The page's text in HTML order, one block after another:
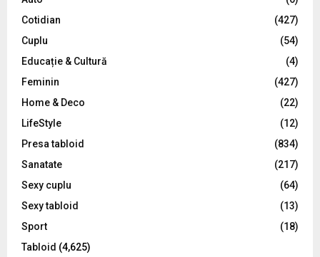
:
C
Cotidian
(427)
Cuplu
(54)
Educație & Cultură
(4)
Feminin
(427)
Home & Deco
(22)
LifeStyle
(12)
Presa tabloid
(834)
Sanatate
(217)
Sexy cuplu
(64)
Sexy tabloid
(13)
Sport
(18)
Tabloid (4,625)